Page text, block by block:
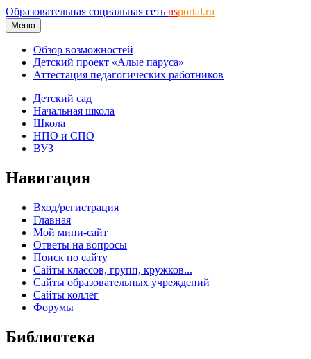
Образовательная социальная сеть nsportal.ru
Меню
Обзор возможностей
Детский проект «Алые паруса»
Аттестация педагогических работников
Детский сад
Начальная школа
Школа
НПО и СПО
ВУЗ
Навигация
Вход/регистрация
Главная
Мой мини-сайт
Ответы на вопросы
Поиск по сайту
Сайты классов, групп, кружков...
Сайты образовательных учреждений
Сайты коллег
Форумы
Библиотека